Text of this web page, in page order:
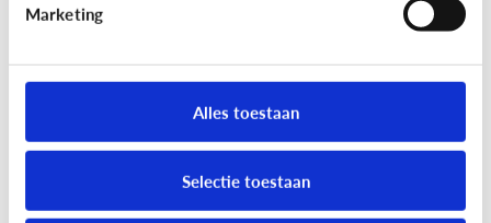
Marketing
Alles toestaan
Selectie toestaan
Mijn kind heeft moeite met
schrijven en spelling. Welke apps
of toepassingen kunnen helpen?